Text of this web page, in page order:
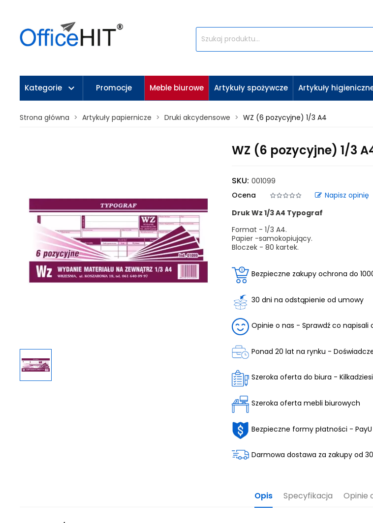
Kategorie keyboard_arrow_down Promocje Meble biurowe Artykuły spożywcze Artykuły
Strona główna Artykuły papiernicze Druki akcydensowe WZ (6 pozycyjne) 1/3 A4
WZ (6 pozycyjne) 1/3
SKU: 001099
Ocena
Napisz opinię
Druk Wz 1/3 A4 Typograf
Format - 1/3 A4.
Papier -samokopiujący.
Bloczek - 80 kartek.
Bezpieczne zakupy ochrona do
30 dni na odstąpienie od umowy
Opinie o nas - Sprawdź co napisali
Ponad 20 lat na rynku -
Szeroka oferta do biura -
Szeroka oferta mebli biurowych
Bezpieczne formy płatności - PayU
Darmowa dostawa za zakupy od
Opis Specyfikacja Opinie